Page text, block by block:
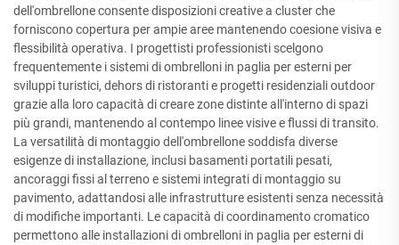
dell'ombrellone consente disposizioni creative a cluster che
forniscono copertura per ampie aree mantenendo coesione visiva e
flessibilità operativa. I progettisti professionisti scelgono
frequentemente i sistemi di ombrelloni in paglia per esterni per
sviluppi turistici, dehors di ristoranti e progetti residenziali outdoor
grazie alla loro capacità di creare zone distinte all'interno di spazi
più grandi, mantenendo al contempo linee visive e flussi di transito.
La versatilità di montaggio dell'ombrellone soddisfa diverse
esigenze di installazione, inclusi basamenti portatili pesati,
ancoraggi fissi al terreno e sistemi integrati di montaggio su
pavimento, adattandosi alle infrastrutture esistenti senza necessità
di modifiche importanti. Le capacità di coordinamento cromatico
permettono alle installazioni di ombrelloni in paglia per esterni di